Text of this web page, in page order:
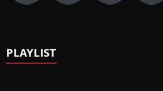
PLAYLIST